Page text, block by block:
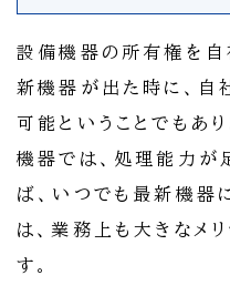
設備機器の所有権を自
新機器が出た時に、自
可能ということでもあ
機器では、処理能力が
ば、いつでも最新機器
は、業務上も大きなメリ
す。